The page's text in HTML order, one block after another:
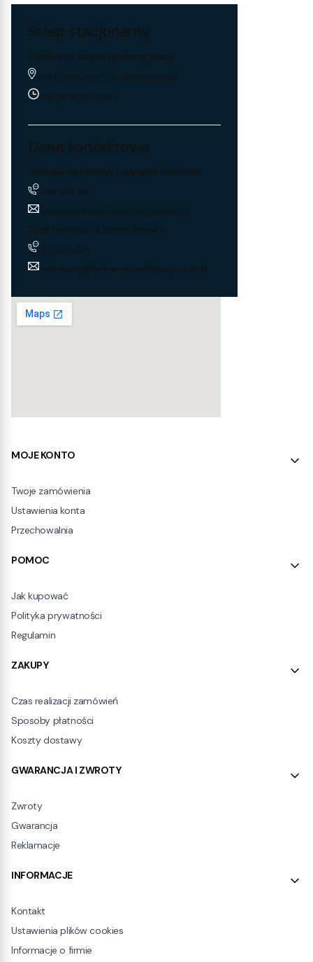
Sklep stacjonarny
Lokalizacja sklepu i godziny pracy
Trakt Lubelski 195, 04-667 Warszawa
Pon-pt: 8:00 - 17:00
Dane kontaktowe
Obsługa zamówień, zapytania ofertowe
884 024 451
sklep@hurtownia-wentylacyjna.com.pl
Dział techniczny, dobór towaru
574 694 534
techniczny@hurtownia-wentylacyjna.com.pl
Linki w stopce
MOJE KONTO
Twoje zamówienia
Ustawienia konta
Przechowalnia
POMOC
Jak kupować
Polityka prywatności
Regulamin
ZAKUPY
Czas realizacji zamówień
Sposoby płatności
Koszty dostawy
GWARANCJA I ZWROTY
Zwroty
Gwarancja
Reklamacje
INFORMACJE
Kontakt
Ustawienia plików cookies
Informacje o firmie